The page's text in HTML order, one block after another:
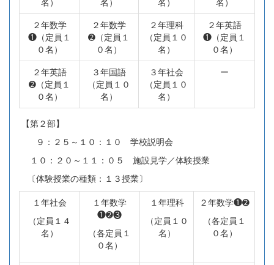
名）
名）
名）
名）
２年数学
❶（定員１
０名）
２年数学
➋（定員１
０名）
２年理科
（定員１０
名）
２年英語
❶（定員１
０名）
２年英語
➋（定員１
０名）
３年国語
（定員１０
名）
３年社会
（定員１０
名）
ー
【第２部】
９：２５～１０：１０ 学校説明会
１０：２０～１１：０５ 施設見学／体験授業
〔体験授業の種類：１３授業〕
１年社会
（定員１４
名）
１年数学
❶➋❸
（各定員１
０名）
１年理科
（定員１０
名）
２年数学❶➋
（各定員１
０名）